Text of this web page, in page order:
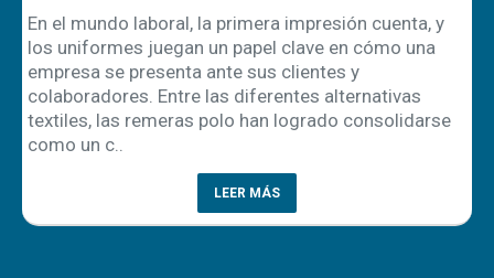
En el mundo laboral, la primera impresión cuenta, y
los uniformes juegan un papel clave en cómo una
empresa se presenta ante sus clientes y
colaboradores. Entre las diferentes alternativas
textiles, las remeras polo han logrado consolidarse
como un c..
LEER MÁS